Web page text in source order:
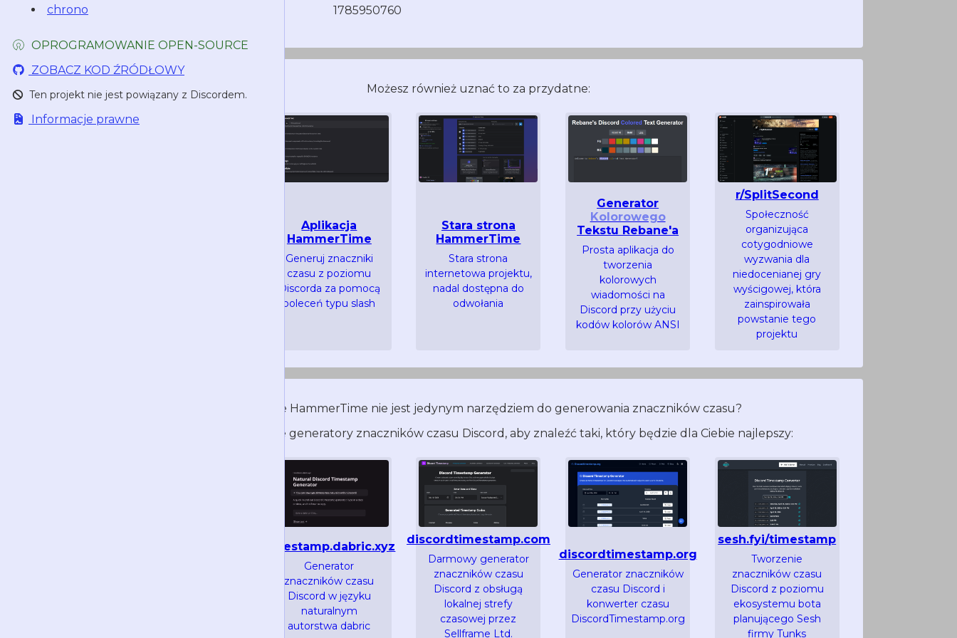
kalendarzu.chrono
OPROGRAMOWANIE OPEN-SOURCE
ZOBACZ KOD ŹRÓDŁOWY
Ten projekt nie jest powiązany z Discordem.
Informacje prawne
1785950760
Możesz również uznać to za przydatne:
Aplikacja
HammerTime
Generuj znaczniki
czasu z poziomu
Discorda za pomocą
poleceń typu slash
Stara strona
HammerTime
Stara strona
internetowa projektu,
nadal dostępna do
odwołania
Generator
Kolorowego
Tekstu Rebane'a
Prosta aplikacja do
tworzenia
kolorowych
wiadomości na
Discord przy użyciu
kodów kolorów ANSI
r/SplitSecond
Społeczność
organizująca
cotygodniowe
wyzwania dla
niedocenianej gry
wyścigowej, która
zainspirowała
powstanie tego
projektu
Czy wiesz, że HammerTime nie jest jedynym narzędziem do generowania znaczników czasu?
Warto sprawdzić inne generatory znaczników czasu Discord, aby znaleźć taki, który będzie dla Ciebie najlepszy:
timestamp.dabric.xyz
Generator
znaczników czasu
Discord w języku
naturalnym
autorstwa dabric
discordtimestamp.com
Darmowy generator
znaczników czasu
Discord z obsługą
lokalnej strefy
czasowej przez
Sellframe Ltd.
discordtimestamp.org
Generator znaczników
czasu Discord i
konwerter czasu
DiscordTimestamp.org
sesh.fyi/timestamp
Tworzenie
znaczników czasu
Discord z poziomu
ekosystemu bota
planującego Sesh
firmy Tunks